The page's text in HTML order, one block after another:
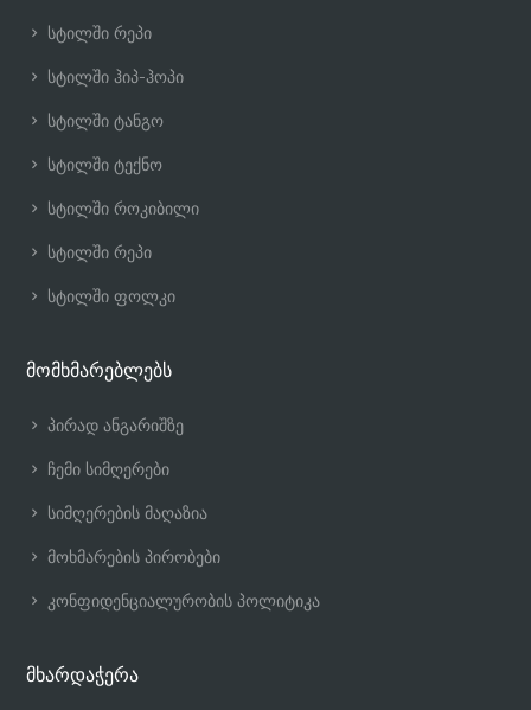
სტილში რეპი
სტილში ჰიპ-ჰოპი
სტილში ტანგო
სტილში ტექნო
სტილში როკიბილი
სტილში რეპი
სტილში ფოლკი
მომხმარებლებს
პირად ანგარიშზე
ჩემი სიმღერები
სიმღერების მაღაზია
მოხმარების პირობები
კონფიდენციალურობის პოლიტიკა
მხარდაჭერა